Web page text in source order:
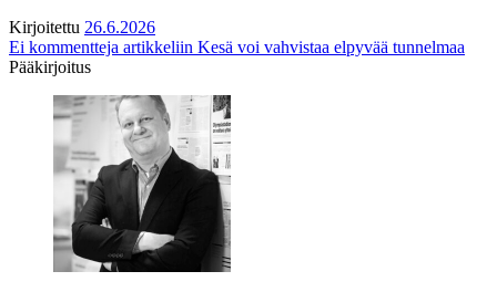
Kirjoitettu 26.6.2026
Ei kommentteja artikkeliin Kesä voi vahvistaa elpyvää tunnelmaa
Pääkirjoitus